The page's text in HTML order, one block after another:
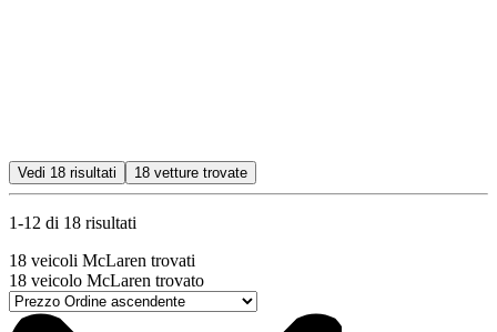
Vedi 18 risultati 18 vetture trovate
1-12 di 18 risultati
18 veicoli McLaren trovati
18 veicolo McLaren trovato